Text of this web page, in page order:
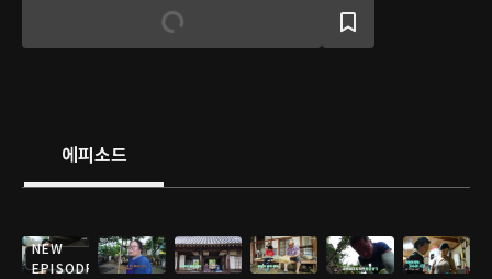
에피소드
NEW
EPISODE